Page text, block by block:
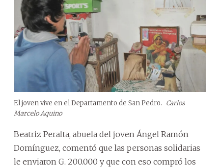
El joven vive en el Departamento de San Pedro. Carlos
Marcelo Aquino
Beatriz Peralta, abuela del joven Ángel Ramón
Domínguez, comentó que las personas solidarias
le enviaron G. 200.000 y que con eso compró los